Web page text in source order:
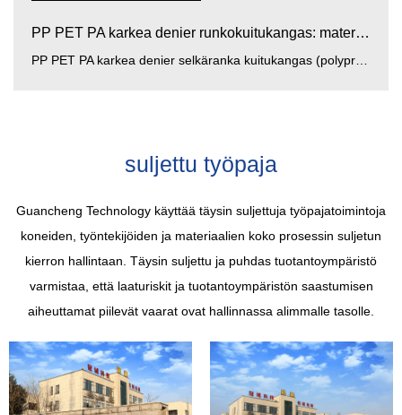
PP PET PA karkea denier runkokuitukangas: materiaalin o...
suljettu työpaja
Guancheng Technology käyttää täysin suljettuja työpajatoimintoja
koneiden, työntekijöiden ja materiaalien koko prosessin suljetun
kierron hallintaan. Täysin suljettu ja puhdas tuotantoympäristö
varmistaa, että laaturiskit ja tuotantoympäristön saastumisen
aiheuttamat piilevät vaarat ovat hallinnassa alimmalle tasolle.